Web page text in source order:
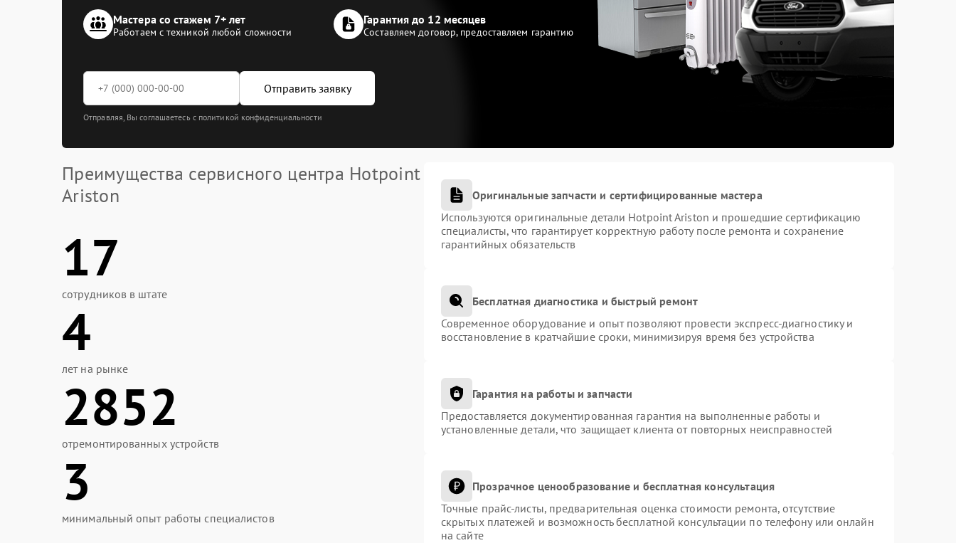
Мастера со стажем 7+ лет
Работаем с техникой любой сложности
Гарантия до 12 месяцев
Составляем договор, предоставляем гарантию
Отправить заявку
Отправляя, Вы соглашаетесь с политикой конфиденциальности
Преимущества сервисного центра Hotpoint
Ariston
17
сотрудников в штате
4
лет на рынке
2852
отремонтированных устройств
3
минимальный опыт работы специалистов
Оригинальные запчасти и сертифицированные мастера
Используются оригинальные детали Hotpoint Ariston и прошедшие сертификацию
специалисты, что гарантирует корректную работу после ремонта и сохранение
гарантийных обязательств
Бесплатная диагностика и быстрый ремонт
Современное оборудование и опыт позволяют провести экспресс-диагностику и
восстановление в кратчайшие сроки, минимизируя время без устройства
Гарантия на работы и запчасти
Предоставляется документированная гарантия на выполненные работы и
установленные детали, что защищает клиента от повторных неисправностей
Прозрачное ценообразование и бесплатная консультация
Точные прайс-листы, предварительная оценка стоимости ремонта, отсутствие
скрытых платежей и возможность бесплатной консультации по телефону или онлайн
на сайте